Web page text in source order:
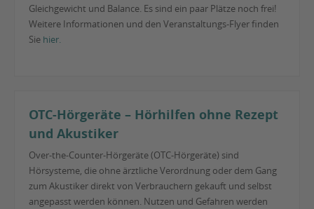
Gleichgewicht und Balance. Es sind ein paar Plätze noch frei!
Weitere Informationen und den Veranstaltungs-Flyer finden
Sie hier.
OTC-Hörgeräte – Hörhilfen ohne Rezept
und Akustiker
Over-the-Counter-Hörgeräte (OTC-Hörgeräte) sind
Hörsysteme, die ohne ärztliche Verordnung oder dem Gang
zum Akustiker direkt von Verbrauchern gekauft und selbst
angepasst werden können. Nutzen und Gefahren werden